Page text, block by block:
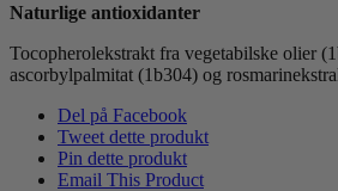
Naturlige antioxidanter
Tocopherolekstrakt fra vegetabilske olier
ascorbylpalmitat (1b304) og
Del på Facebook
Tweet dette produkt
Pin dette produkt
Email This Product